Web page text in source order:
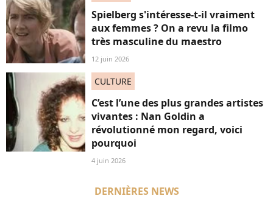
Spielberg s'intéresse-t-il vraiment
aux femmes ? On a revu la filmo
très masculine du maestro
12 juin 2026
CULTURE
C’est l’une des plus grandes artistes
vivantes : Nan Goldin a
révolutionné mon regard, voici
pourquoi
4 juin 2026
DERNIÈRES NEWS